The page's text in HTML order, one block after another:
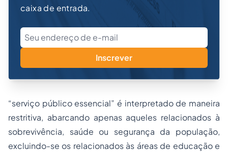
caixa de entrada.
Inscrever
“serviço público essencial” é interpretado de maneira
restritiva, abarcando apenas aqueles relacionados à
sobrevivência, saúde ou segurança da população,
excluindo-se os relacionados às áreas de educação e